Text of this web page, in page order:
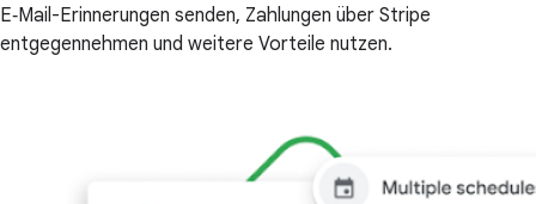
E‑Mail-Erinnerungen senden, Zahlungen über Stripe
entgegennehmen und weitere Vorteile nutzen.